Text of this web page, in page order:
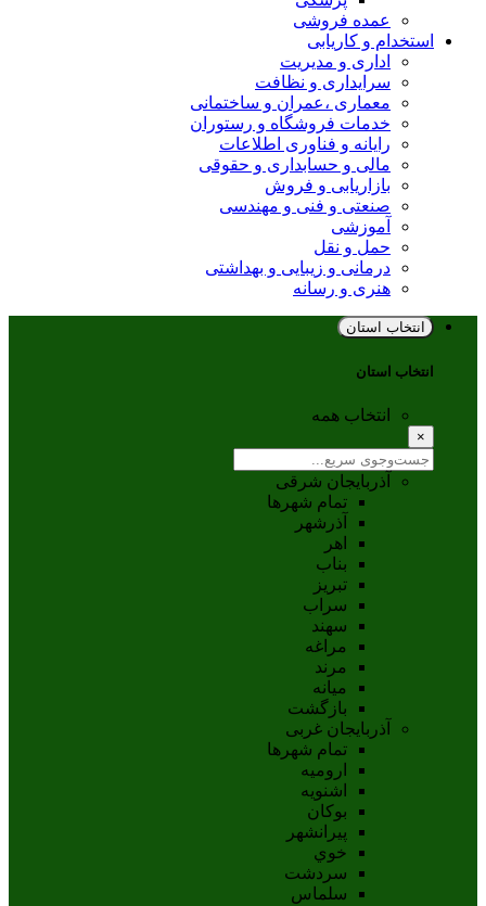
عمده فروشی
استخدام و کاریابی
اداری و مدیریت
سرایداری و نظافت
معماری ،عمران و ساختمانی
خدمات فروشگاه و رستوران
رایانه و فناوری اطلاعات
مالی و حسابداری و حقوقی
بازاریابی و فروش
صنعتی و فنی و مهندسی
آموزشی
حمل و نقل
درمانی و زیبایی و بهداشتی
هنری و رسانه
انتخاب استان
انتخاب استان
انتخاب همه
×
آذربایجان شرقی
تمام شهر‌ها
آذرشهر
اهر
بناب
تبريز
سراب
سهند
مراغه
مرند
ميانه
بازگشت
آذربایجان غربی
تمام شهر‌ها
اروميه
اشنويه
بوکان
پيرانشهر
خوي
سردشت
سلماس